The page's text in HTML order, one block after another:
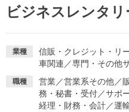
採用情報を探す
説明
イベントを探す ス
ビジネスレンタ
業種 信販・クレジット・リ
車関連 ／専門・その他
職種 営業／営業系その他／
務・秘書・受付／サポ
経理・財務・会計／運